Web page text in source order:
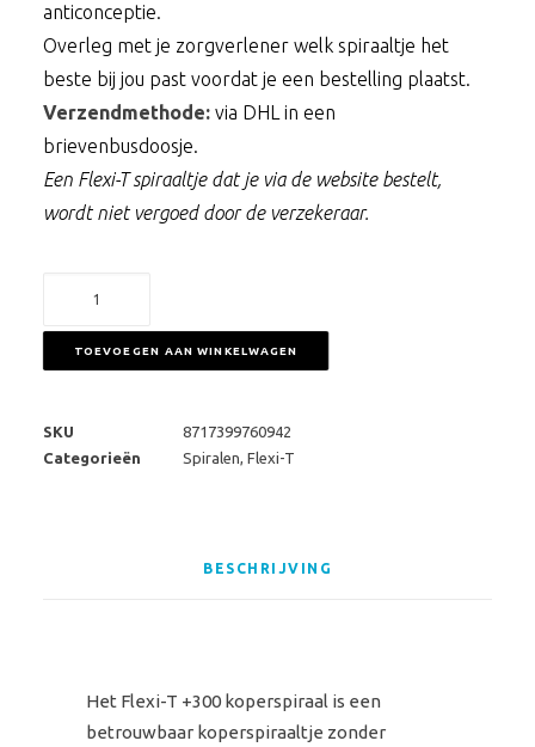
anticonceptie.
Overleg met je zorgverlener welk spiraaltje het
beste bij jou past voordat je een bestelling plaatst.
Verzendmethode: via DHL in een
brievenbusdoosje.
Een Flexi-T spiraaltje dat je via de website bestelt,
wordt niet vergoed door de verzekeraar.
+300TOEVOEGEN AAN WINKELWAGEN
SKU
8717399760942
Categorieën
Spiralen, Flexi-T
BESCHRIJVING
Het Flexi-T +300 koperspiraal is een
betrouwbaar koperspiraaltje zonder